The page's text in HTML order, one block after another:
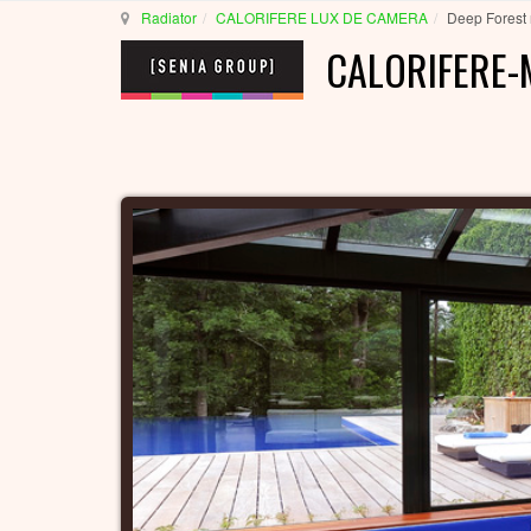
Radiator CALORIFERE LUX DE CAMERA Deep